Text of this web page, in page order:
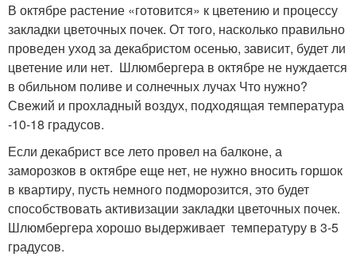
В октябре растение «готовится» к цветению и процессу
закладки цветочных почек. От того, насколько правильно
проведен уход за декабристом осенью, зависит, будет ли
цветение или нет. Шлюмбергера в октябре не нуждается
в обильном поливе и солнечных лучах Что нужно?
Свежий и прохладный воздух, подходящая температура
-10-18 градусов.
Если декабрист все лето провел на балконе, а
заморозков в октябре еще нет, не нужно вносить горшок
в квартиру, пусть немного подморозится, это будет
способствовать активизации закладки цветочных почек.
Шлюмбергера хорошо выдерживает температуру в 3-5
градусов.